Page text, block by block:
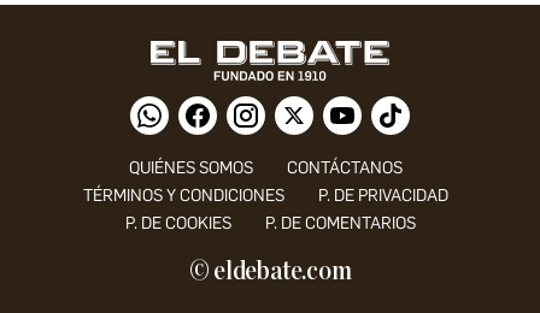
QUIÉNES SOMOS
CONTÁCTANOS
TÉRMINOS Y CONDICIONES
P. DE PRIVACIDAD
P. DE COOKIES
P. DE COMENTARIOS
© eldebate.com